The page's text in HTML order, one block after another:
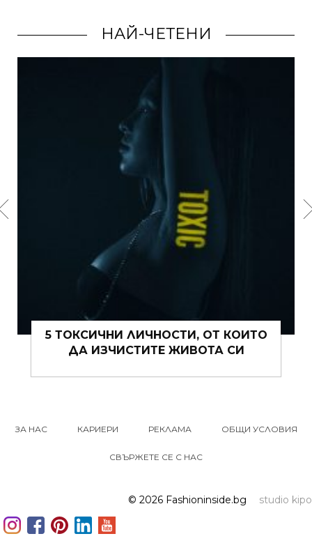
НАЙ-ЧЕТЕНИ
5 ТОКСИЧНИ ЛИЧНОСТИ, ОТ КОИТО
ДА ИЗЧИСТИТЕ ЖИВОТА СИ
ЗА НАС КАРИЕРИ РЕКЛАМА ОБЩИ УСЛОВИЯ
СВЪРЖЕТЕ СЕ С НАС
studio kipo
© 2026 Fashioninside.bg